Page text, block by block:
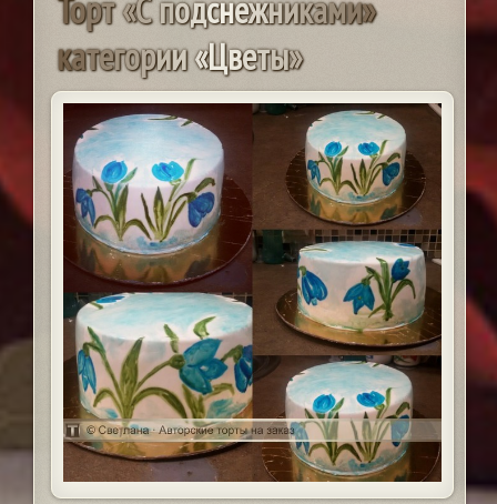
Торт«Сподснежниками»
категории«Цветы»